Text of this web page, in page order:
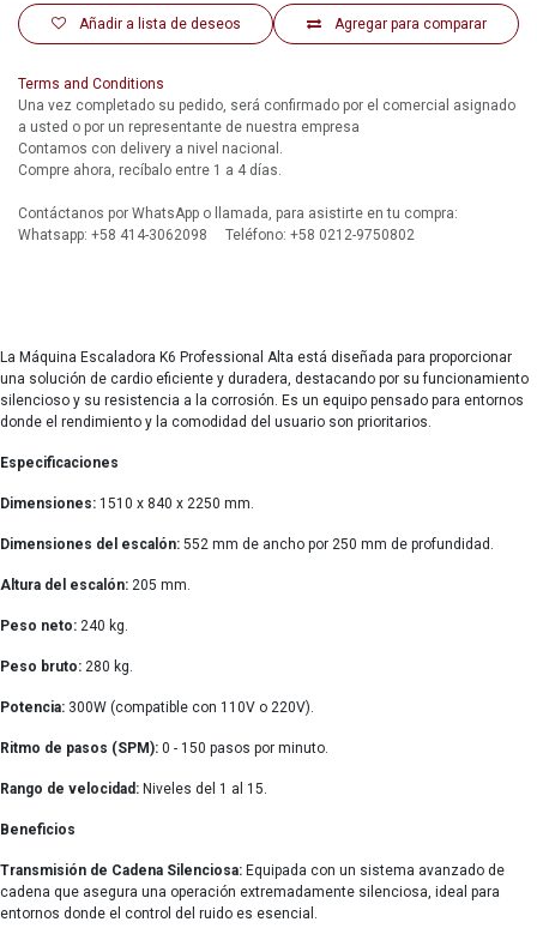
Agregar para comparar
Añadir a lista de deseos
Terms and Conditions
Una vez completado su pedido, será confirmado por el comercial asignado
a usted o por un representante de nuestra empresa
Contamos con delivery a nivel nacional.
Compre ahora, recíbalo entre 1 a 4 días.
Contáctanos por WhatsApp o llamada, para asistirte en tu compra:
Whatsapp: +58 414-3062098 Teléfono: +58 0212-9750802
La Máquina Escaladora K6 Professional Alta está diseñada para proporcionar
una solución de cardio eficiente y duradera, destacando por su funcionamiento
silencioso y su resistencia a la corrosión. Es un equipo pensado para entornos
donde el rendimiento y la comodidad del usuario son prioritarios.
Especificaciones
Dimensiones: 1510 x 840 x 2250 mm.
Dimensiones del escalón: 552 mm de ancho por 250 mm de profundidad.
Altura del escalón: 205 mm.
Peso neto: 240 kg.
Peso bruto: 280 kg.
Potencia: 300W (compatible con 110V o 220V).
Ritmo de pasos (SPM): 0 - 150 pasos por minuto.
Rango de velocidad: Niveles del 1 al 15.
Beneficios
Transmisión de Cadena Silenciosa: Equipada con un sistema avanzado de
cadena que asegura una operación extremadamente silenciosa, ideal para
entornos donde el control del ruido es esencial.